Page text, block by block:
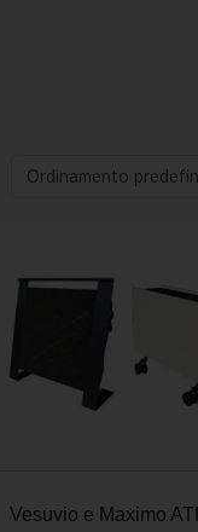
Vesuvio e Maximo